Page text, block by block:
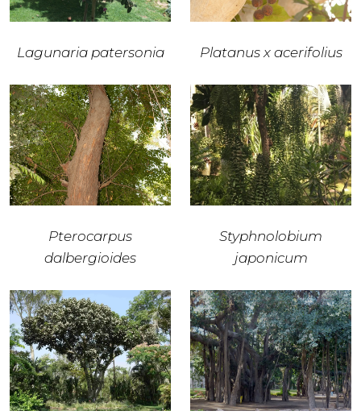
Lagunaria patersonia Platanus x acerifolius
Pterocarpus
dalbergioides
Styphnolobium
japonicum